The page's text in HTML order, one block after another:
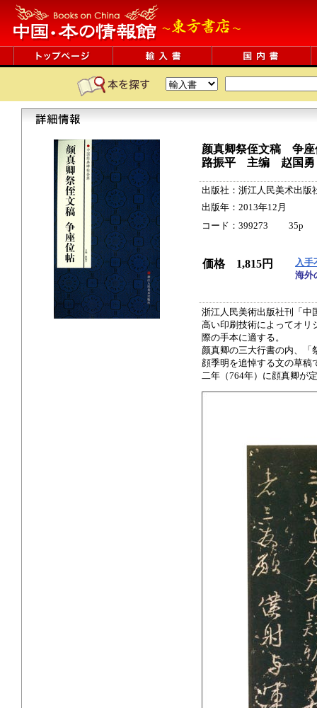
颜真卿祭侄文稿 争座
路振平 主编 赵国
出版社：浙江人民美术出版
出版年：2013年12月
コード：399273 35p
価格 1,815円
入手
海外
浙江人民美術出版社刊「中
高い印刷技術によってオリ
際の手本に適する。
颜真卿の三大行書の内、「
顔季明を追悼する文の草稿
二年（764年）に顔真卿が